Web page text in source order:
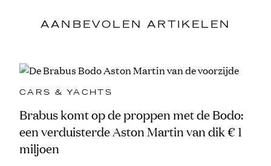
AANBEVOLEN ARTIKELEN
CARS & YACHTS
Brabus komt op de proppen met de Bodo:
een verduisterde Aston Martin van dik € 1
miljoen